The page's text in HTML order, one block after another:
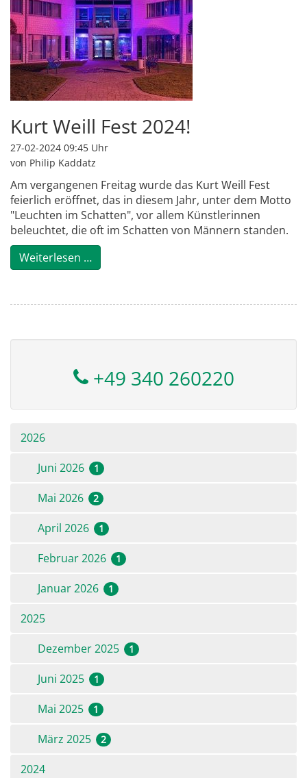
Kurt Weill Fest 2024!
27-02-2024 09:45 Uhr
von Philip Kaddatz
Am vergangenen Freitag wurde das Kurt Weill Fest
feierlich eröffnet, das in diesem Jahr, unter dem Motto
"Leuchten im Schatten", vor allem Künstlerinnen
beleuchtet, die oft im Schatten von Männern standen.
Weiterlesen …Kurt Weill Fest 2024!
+49 340 260220
2026
Juni 2026
1
Mai 2026 2
April 2026 1
Februar 2026 1
Januar 2026 1
2025
Dezember 2025
1
Juni 2025 1
Mai 2025 1
März 2025 2
2024